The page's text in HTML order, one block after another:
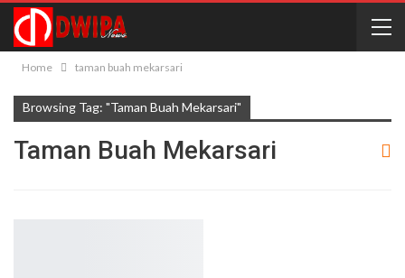
Home taman buah mekarsari
Browsing Tag: "taman Buah Mekarsari"
Taman Buah Mekarsari